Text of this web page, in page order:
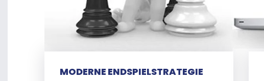
MODERNE ENDSPIELSTRATEGIE